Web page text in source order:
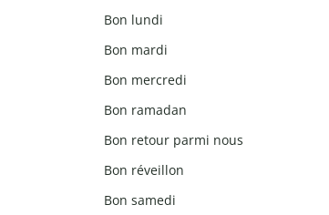
Bon lundi
Bon mardi
Bon mercredi
Bon ramadan
Bon retour parmi nous
Bon réveillon
Bon samedi